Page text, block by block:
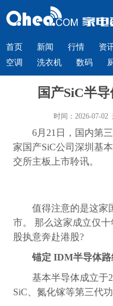
首页 新闻 行情 资
空调
洗衣机 数码
国产SiC半
时间：2026-07-02
6月21日，国内第
家国产SiC公司深圳基
交所主板上市聆讯。
值得注意的是这家
市。 那么这家成立仅
股执意奔赴港股?
锚定 IDM半导体路
基本半导体成立于
SiC、氮化镓等第三代